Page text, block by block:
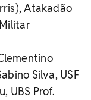
Atakadão
Silva, USF
UBS Prof.